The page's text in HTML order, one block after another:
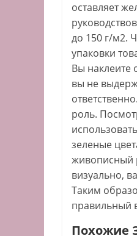
оставляет
до 150 г/м2.
упаковки
Вы наклеите
вы не
роль.
зеленые
живописный
визуально,
Таким
правильный
Похожие